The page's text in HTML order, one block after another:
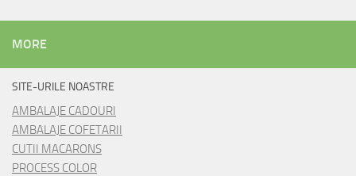
MORE
SITE-URILE NOASTRE
AMBALAJE CADOURI
AMBALAJE COFETARII
CUTII MACARONS
PROCESS COLOR